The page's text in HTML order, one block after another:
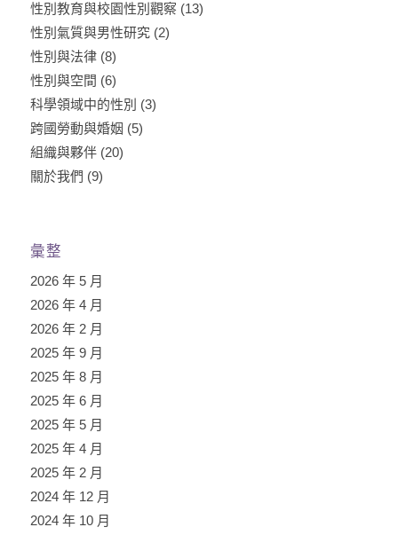
性別教育與校園性別觀察 (13)
性別氣質與男性研究(2)
性別與法律(8)
性別與空間 (6)
科學領域中的性別 (3)
跨國勞動與婚姻 (5)
組織與夥伴(20)
關於我們 (9)
彙整
2026 年 5 月
2026 年 4 月
2026 年 2 月
2025 年 9 月
2025 年 8 月
2025 年 6 月
2025 年 5 月
2025 年 4 月
2025 年 2 月
2024 年 12 月
2024 年 10 月